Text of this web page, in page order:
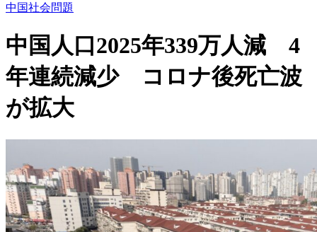
中国社会問題
中国人口2025年339万人減 4
年連続減少 コロナ後死亡波
が拡大